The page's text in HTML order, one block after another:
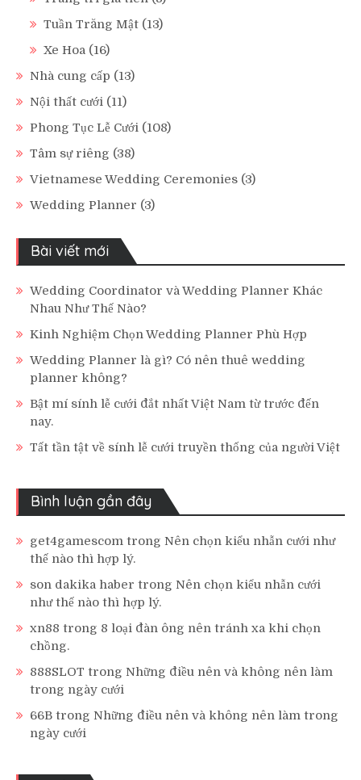
Tuần Trăng Mật (13)
Xe Hoa (16)
Nhà cung cấp (13)
Nội thất cưới (11)
Phong Tục Lễ Cưới (108)
Tâm sự riêng (38)
Vietnamese Wedding Ceremonies (3)
Wedding Planner (3)
Bài viết mới
Wedding Coordinator và Wedding Planner Khác
Nhau Như Thế Nào?
Kinh Nghiệm Chọn Wedding Planner Phù Hợp
Wedding Planner là gì? Có nên thuê wedding
planner không?
Bật mí sính lễ cưới đắt nhất Việt Nam từ trước đến
nay.
Tất tần tật về sính lễ cưới truyền thống của người Việt
Bình luận gần đây
get4gamescom trong Nên chọn kiểu nhẫn cưới như
thế nào thì hợp lý.
son dakika haber trong Nên chọn kiểu nhẫn cưới
như thế nào thì hợp lý.
xn88 trong 8 loại đàn ông nên tránh xa khi chọn
chồng.
888SLOT trong Những điều nên và không nên làm
trong ngày cưới
66B trong Những điều nên và không nên làm trong
ngày cưới